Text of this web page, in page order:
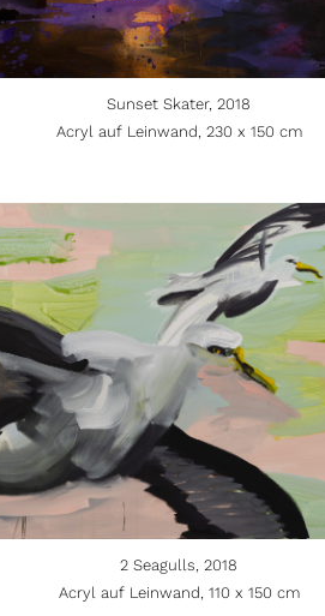
Sunset Skater, 2018
Acryl auf Leinwand, 230 x 150 cm
2 Seagulls, 2018
Acryl auf Leinwand, 110 x 150 cm